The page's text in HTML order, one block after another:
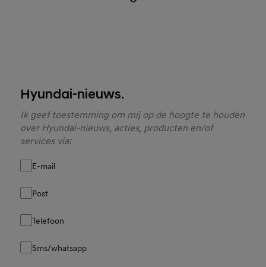
Hyundai-nieuws.
Ik geef toestemming om mij op de hoogte te houden
over Hyundai-nieuws, acties, producten en/of
services via:
E-mail
Post
Telefoon
Sms/whatsapp